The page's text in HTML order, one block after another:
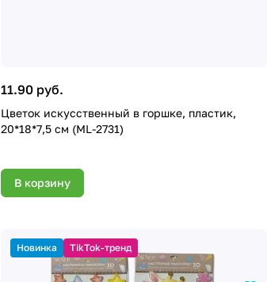
11.90 руб.
Цветок искусственный в горшке, пластик,
20*18*7,5 см (ML-2731)
В корзину
Новинка TikTok-тренд